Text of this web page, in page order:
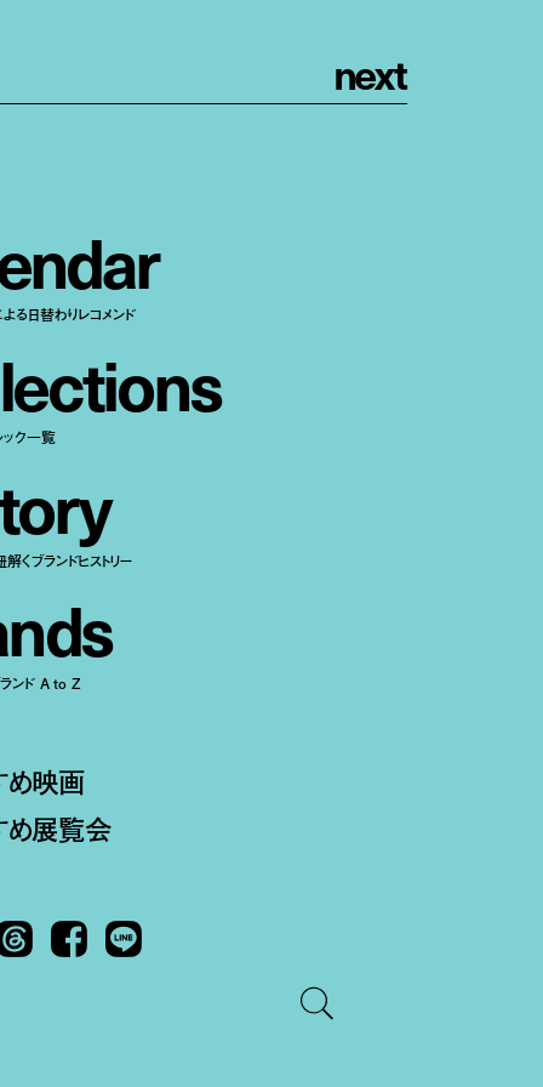
next
ndar
る日替わりレコメンド
ections
ック一覧
ory
くブランドヒストリー
nds
ランド A to Z
映画
展覧会
Facebook LINE